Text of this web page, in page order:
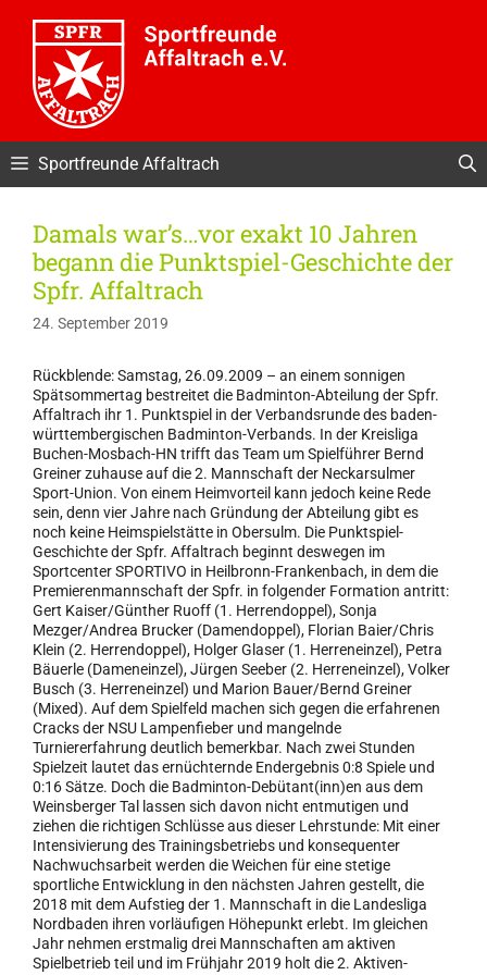
Inhalt
springen
Sportfreunde Affaltrach
Damals war’s…vor exakt 10 Jahren
begann die Punktspiel-Geschichte der
Spfr. Affaltrach
24. September 2019
Rückblende: Samstag, 26.09.2009 – an einem sonnigen
Spätsommertag bestreitet die Badminton-Abteilung der Spfr.
Affaltrach ihr 1. Punktspiel in der Verbandsrunde des baden-
württembergischen Badminton-Verbands. In der Kreisliga
Buchen-Mosbach-HN trifft das Team um Spielführer Bernd
Greiner zuhause auf die 2. Mannschaft der Neckarsulmer
Sport-Union. Von einem Heimvorteil kann jedoch keine Rede
sein, denn vier Jahre nach Gründung der Abteilung gibt es
noch keine Heimspielstätte in Obersulm. Die Punktspiel-
Geschichte der Spfr. Affaltrach beginnt deswegen im
Sportcenter SPORTIVO in Heilbronn-Frankenbach, in dem die
Premierenmannschaft der Spfr. in folgender Formation antritt:
Gert Kaiser/Günther Ruoff (1. Herrendoppel), Sonja
Mezger/Andrea Brucker (Damendoppel), Florian Baier/Chris
Klein (2. Herrendoppel), Holger Glaser (1. Herreneinzel), Petra
Bäuerle (Dameneinzel), Jürgen Seeber (2. Herreneinzel), Volker
Busch (3. Herreneinzel) und Marion Bauer/Bernd Greiner
(Mixed). Auf dem Spielfeld machen sich gegen die erfahrenen
Cracks der NSU Lampenfieber und mangelnde
Turniererfahrung deutlich bemerkbar. Nach zwei Stunden
Spielzeit lautet das ernüchternde Endergebnis 0:8 Spiele und
0:16 Sätze. Doch die Badminton-Debütant(inn)en aus dem
Weinsberger Tal lassen sich davon nicht entmutigen und
ziehen die richtigen Schlüsse aus dieser Lehrstunde: Mit einer
Intensivierung des Trainingsbetriebs und konsequenter
Nachwuchsarbeit werden die Weichen für eine stetige
sportliche Entwicklung in den nächsten Jahren gestellt, die
2018 mit dem Aufstieg der 1. Mannschaft in die Landesliga
Nordbaden ihren vorläufigen Höhepunkt erlebt. Im gleichen
Jahr nehmen erstmalig drei Mannschaften am aktiven
Spielbetrieb teil und im Frühjahr 2019 holt die 2. Aktiven-